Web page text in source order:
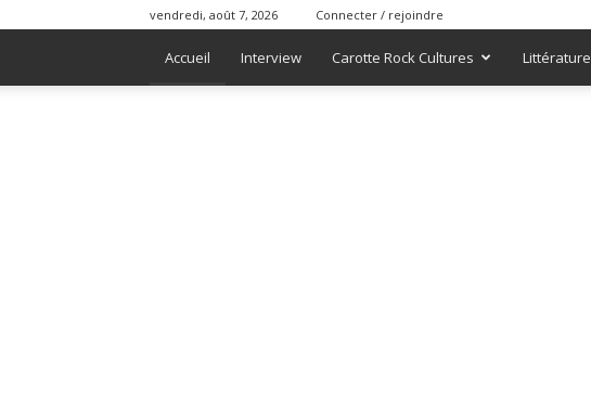
vendredi, août 7, 2026 Connecter / rejoindre
Accueil Interview Carotte Rock Cultures Littérature